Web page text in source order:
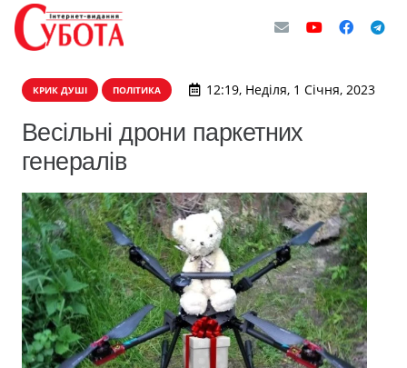
КРИК ДУШІ ПОЛІТИКА 12:19, Неділя, 1 Січня, 2023
Весільні дрони паркетних
генералів